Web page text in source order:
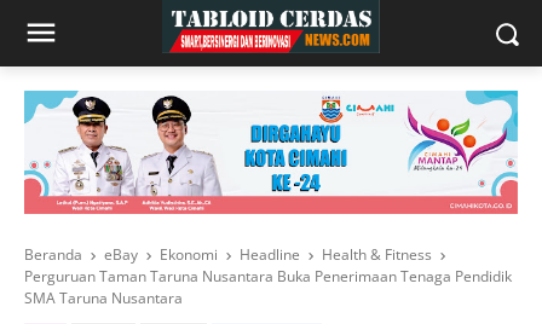
Beranda eBay Ekonomi Headline
Health & Fitness
Perguruan Taman Taruna Nusantara Buka Penerimaan Tenaga Pendidik
SMA Taruna Nusantara